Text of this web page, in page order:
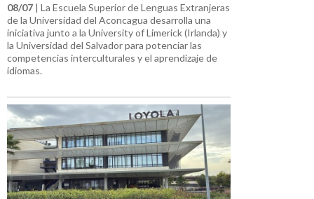
08/07 | La Escuela Superior de Lenguas Extranjeras
de la Universidad del Aconcagua desarrolla una
iniciativa junto a la University of Limerick (Irlanda) y
la Universidad del Salvador para potenciar las
competencias interculturales y el aprendizaje de
idiomas.